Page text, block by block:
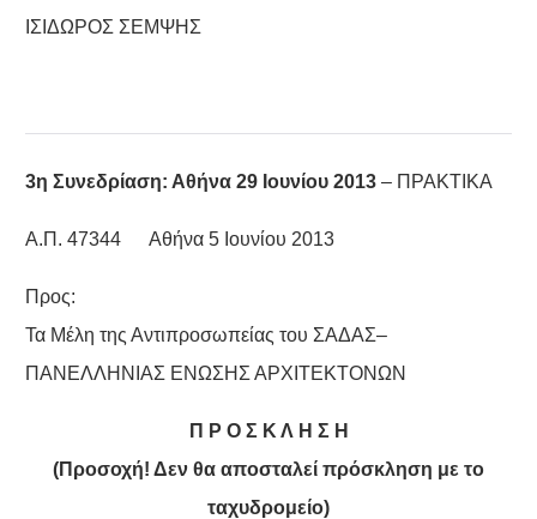
ΙΣΙΔΩΡΟΣ ΣΕΜΨΗΣ
3η Συνεδρίαση: Αθήνα 29 Ιουνίου 2013 – ΠΡΑΚΤΙΚΑ
Α.Π. 47344 Αθήνα 5 Ιουνίου 2013
Προς:
Τα Μέλη της Αντιπροσωπείας του ΣΑΔΑΣ–
ΠΑΝΕΛΛΗΝΙΑΣ ΕΝΩΣΗΣ ΑΡΧΙΤΕΚΤΟΝΩΝ
Π Ρ Ο Σ Κ Λ Η Σ Η
(Προσοχή! Δεν θα αποσταλεί πρόσκληση με το
ταχυδρομείο)